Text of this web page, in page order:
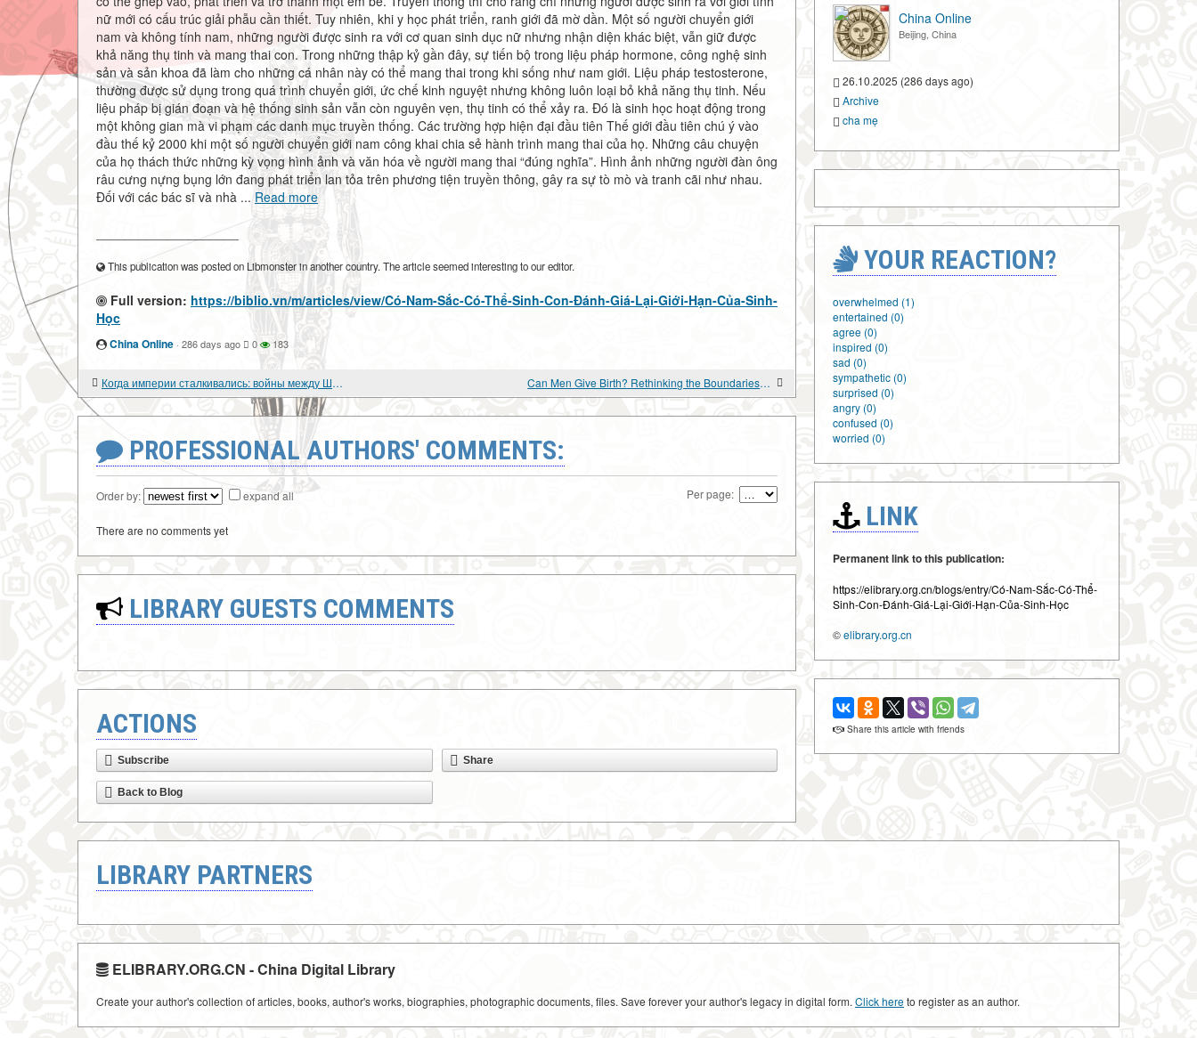
nữ mới có cấu trúc giải phẫu cần thiết. Tuy nhiên, khi y học phát triển, ranh giới đã mờ dần. Một số người chuyển giới
nam và không tính nam, những người được sinh ra với cơ quan sinh dục nữ nhưng nhận diện khác biệt, vẫn giữ được
khả năng thụ tinh và mang thai con. Trong những thập kỷ gần đây, sự tiến bộ trong liệu pháp hormone, công nghệ sinh
sản và sản khoa đã làm cho những cá nhân này có thể mang thai trong khi sống như nam giới. Liệu pháp testosterone,
thường được sử dụng trong quá trình chuyển giới, ức chế kinh nguyệt nhưng không luôn loại bỏ khả năng thụ tinh. Nếu
liệu pháp bị gián đoạn và hệ thống sinh sản vẫn còn nguyên vẹn, thụ tinh có thể xảy ra. Đó là sinh học hoạt động trong
một không gian mà vi phạm các danh mục truyền thống. Các trường hợp hiện đại đầu tiên Thế giới đầu tiên chú ý vào
đầu thế kỷ 2000 khi một số người chuyển giới nam công khai chia sẻ hành trình mang thai của họ. Những câu chuyện
của họ thách thức những kỳ vọng hình ảnh và văn hóa về người mang thai “đúng nghĩa”. Hình ảnh những người đàn ông
râu cưng nựng bụng lớn đang phát triển lan tỏa trên phương tiện truyền thông, gây ra sự tò mò và tranh cãi như nhau.
Đối với các bác sĩ và nhà ...Read more
This publication was posted on Libmonster in another country. The article seemed interesting to our editor.
Full version: https://biblio.vn/m/articles/view/Có-Nam-Sắc-Có-Thể-Sinh-Con-Đánh-Giá-Lại-Giới-Hạn-Của-Sinh-
Học
China Online · 286 days ago 0 183
Когда империи сталкивались: войны между Швецией и Россией Can Men Give Birth? Rethinking the Boundaries of Biology
PROFESSIONAL AUTHORS' COMMENTS:
Order by: expand all Per page:
There are no comments yet
LIBRARY GUESTS COMMENTS
ACTIONS
Subscribe Share
Back to Blog
China Online
Beijing, China
26.10.2025 (286 days ago)
Archive
cha mẹ
YOUR REACTION?
overwhelmed (1)
entertained (0)
agree (0)
inspired (0)
sad (0)
sympathetic (0)
surprised (0)
angry (0)
confused (0)
worried (0)
LINK
Permanent link to this publication:
https://elibrary.org.cn/blogs/entry/Có-Nam-Sắc-Có-Thể-
Sinh-Con-Đánh-Giá-Lại-Giới-Hạn-Của-Sinh-Học
©elibrary.org.cn
Share this article with friends
LIBRARY PARTNERS
ELIBRARY.ORG.CN - China Digital Library
Create your author's collection of articles, books, author's works, biographies, photographic documents, files. Save forever your author's legacy in digital form. Click hereto register as an author.